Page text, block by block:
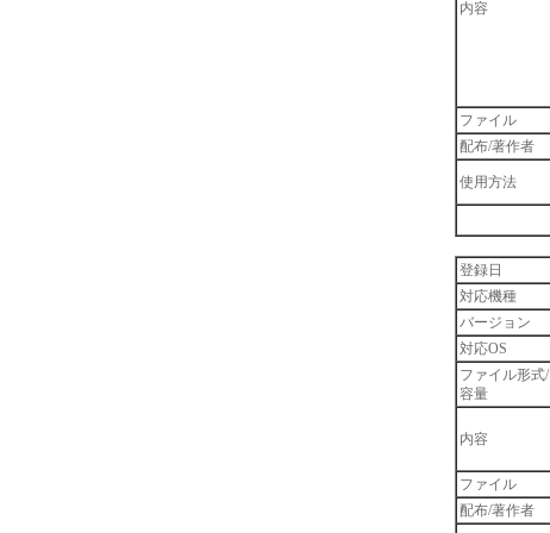
内容
ファイル
配布/著作者
使用方法
登録日
対応機種
バージョン
対応OS
ファイル形式/
容量
内容
ファイル
配布/著作者